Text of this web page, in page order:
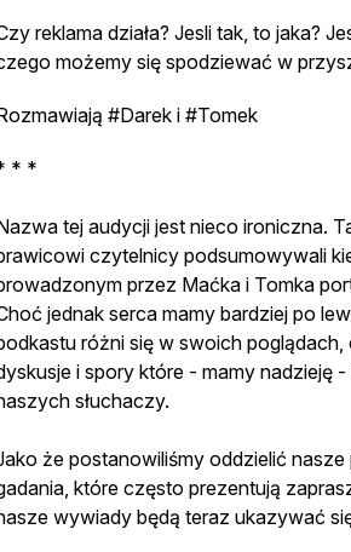
reklama działa? Jesli tak, to jaka?
możemy się spodziewać w
#Darek i #Tomek
* *
tej audycji jest nieco ironiczna.
czytelnicy podsumowywali
przez Maćka i Tomka
jednak serca mamy bardziej po
różni się w swoich
i spory które - mamy nadzieję
słuchaczy.
że postanowiliśmy oddzielić nasze
które często prezentują
wywiady będą teraz ukazywać